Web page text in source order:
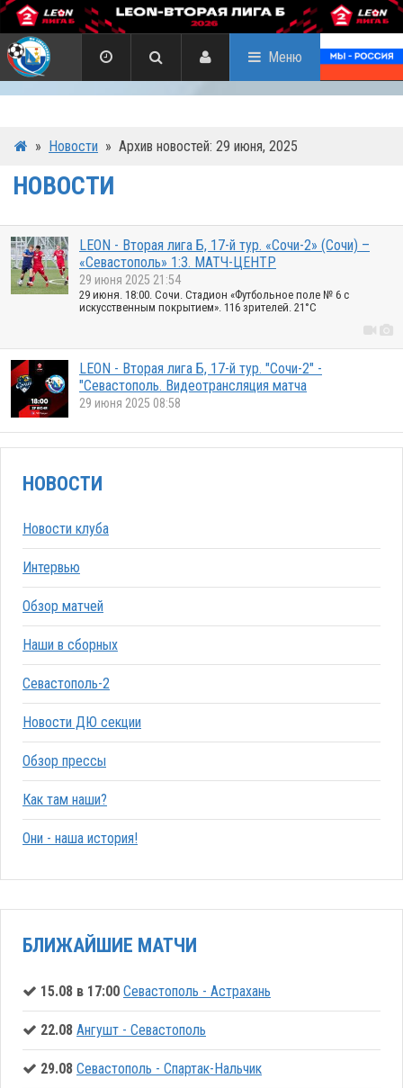
Меню
» Новости » Архив новостей: 29 июня, 2025
НОВОСТИ
LEON - Вторая лига Б, 17-й тур. «Сочи-2» (Сочи) –
«Севастополь» 1:3. МАТЧ-ЦЕНТР
29 июня 2025 21:54
29 июня. 18:00. Сочи. Стадион «Футбольное поле № 6 с
искусственным покрытием». 116 зрителей. 21°C
LEON - Вторая лига Б, 17-й тур. "Сочи-2" -
"Севастополь. Видеотрансляция матча
29 июня 2025 08:58
НОВОСТИ
Новости клуба
Интервью
Обзор матчей
Наши в сборных
Севастополь-2
Новости ДЮ секции
Обзор прессы
Как там наши?
Они - наша история!
БЛИЖАЙШИЕ МАТЧИ
15.08 в 17:00 Севастополь - Астрахань
22.08 Ангушт - Севастополь
29.08 Севастополь - Спартак-Нальчик